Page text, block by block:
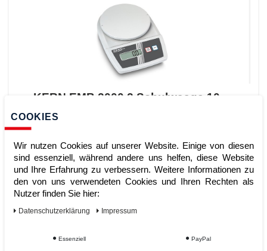
KERN EMB 2000 2 Schulwaage 10
mg 2kg Feinwaage Laborwaage
Artikelnummer:
Hersteller: Kern & Sohn
zzgl. ges. MwSt. zzgl.
COOKIES
Wir nutzen Cookies auf unserer Website. Einige von diesen
sind essenziell, während andere uns helfen, diese Website
und Ihre Erfahrung zu verbessern. Weitere Informationen zu
den von uns verwendeten Cookies und Ihren Rechten als
Nutzer finden Sie hier:
Daten­schutz­erklärung Impressum
Essenziell PayPal